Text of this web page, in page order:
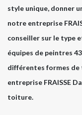
style unique, donner
notre entreprise
conseiller sur le type
équipes de peintres
différentes formes
entreprise FRAISSE
toiture.